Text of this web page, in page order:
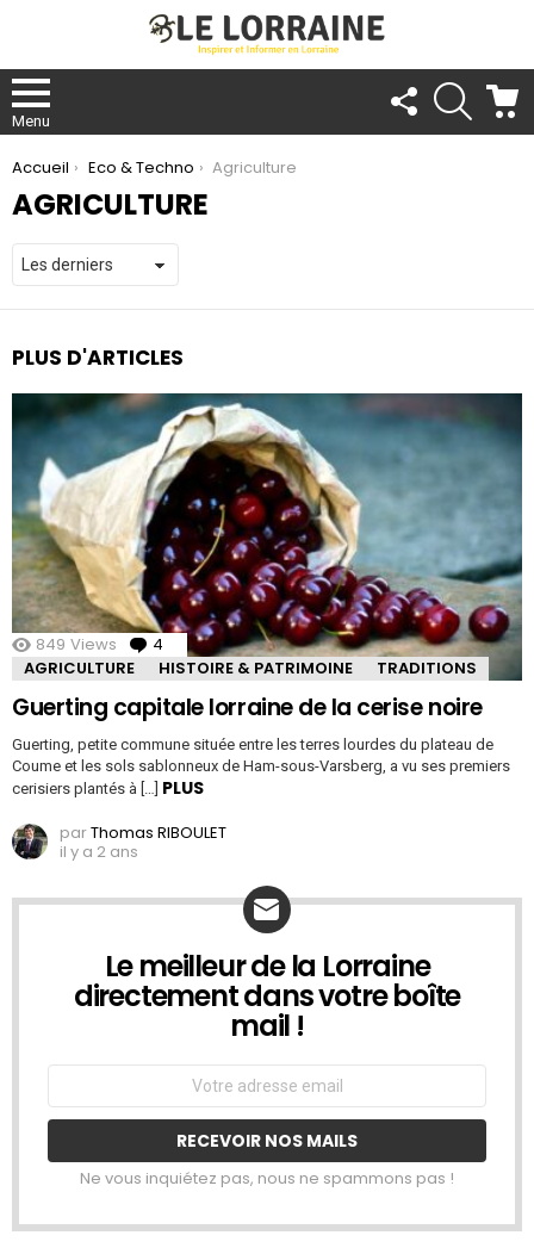
Menu
FOLLOW
US
You are here:
Accueil Eco & Techno Agriculture
AGRICULTURE
PLUS D'ARTICLES
849 Views 4
Comments
AGRICULTURE
HISTOIRE & PATRIMOINE TRADITIONS
Guerting capitale lorraine de la cerise noire
Guerting, petite commune située entre les terres lourdes du plateau de
Coume et les sols sablonneux de Ham-sous-Varsberg, a vu ses premiers
cerisiers plantés à […] PLUS
parThomas RIBOULET
il y a 2 ans
NEWSLETTER
Le meilleur de la Lorraine
directement dans votre boîte
mail !
Email
Ne vous inquiétez pas, nous ne spammons pas !